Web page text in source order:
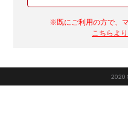
※既にご利用の方で、
こちらよ
2020